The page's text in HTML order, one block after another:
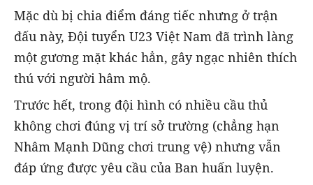
Mặc dù bị chia điểm đáng tiếc nhưng ở trận
đấu này, Đội tuyển U23 Việt Nam đã trình làng
một gương mặt khác hẳn, gây ngạc nhiên thích
thú với người hâm mộ.
Trước hết, trong đội hình có nhiều cầu thủ
không chơi đúng vị trí sở trường (chẳng hạn
Nhâm Mạnh Dũng chơi trung vệ) nhưng vẫn
đáp ứng được yêu cầu của Ban huấn luyện.